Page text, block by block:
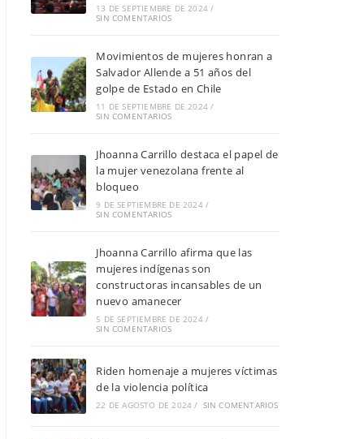
13 DE SEPTIEMBRE DE 2024 /
SIN COMENTARIOS
Movimientos de mujeres honran a
Salvador Allende a 51 años del
golpe de Estado en Chile
11 DE SEPTIEMBRE DE 2024 /
SIN COMENTARIOS
Jhoanna Carrillo destaca el papel de
la mujer venezolana frente al
bloqueo
9 DE SEPTIEMBRE DE 2024 /
SIN COMENTARIOS
Jhoanna Carrillo afirma que las
mujeres indígenas son
constructoras incansables de un
nuevo amanecer
5 DE SEPTIEMBRE DE 2024 /
SIN COMENTARIOS
Riden homenaje a mujeres víctimas
de la violencia política
22 DE AGOSTO DE 2024 / SIN COMENTARIOS